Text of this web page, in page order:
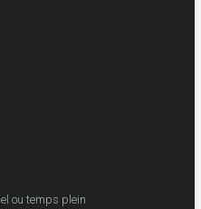
ou temps plein